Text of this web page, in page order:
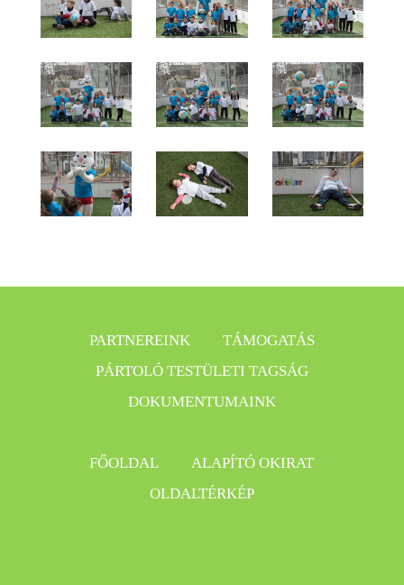
PARTNEREINK
TÁMOGATÁS
PÁRTOLÓ TESTÜLETI TAGSÁG
DOKUMENTUMAINK
FŐOLDAL
ALAPÍTÓ OKIRAT
OLDALTÉRKÉP